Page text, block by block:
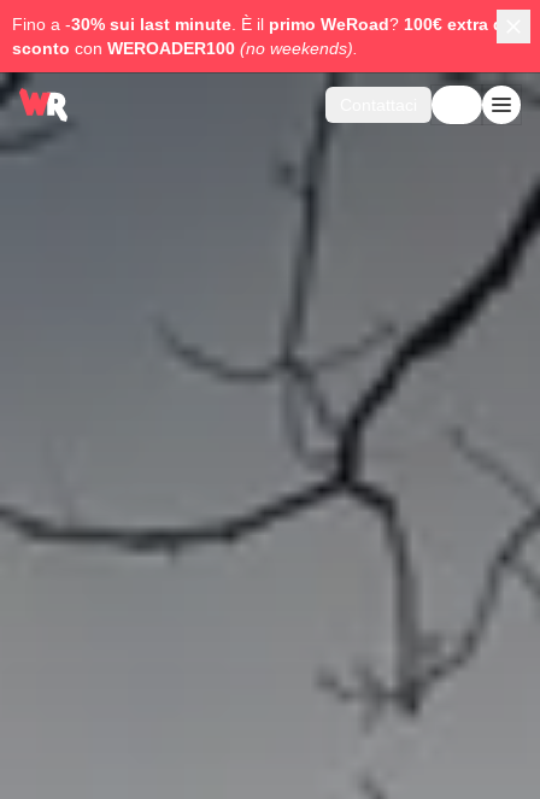
Fino a -30% sui last minute . È il primo WeRoad? 100€ extra di
sconto con WEROADER100 (no weekends).